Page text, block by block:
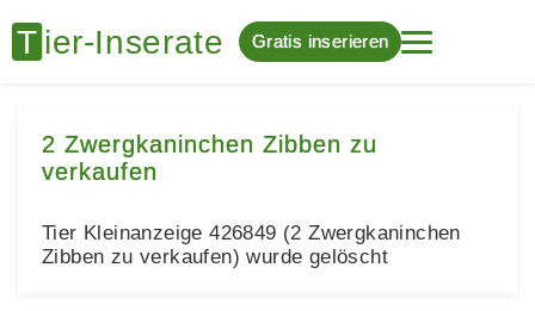
Gratis inserieren
2 Zwergkaninchen Zibben zu
verkaufen
Tier Kleinanzeige 426849 (2 Zwergkaninchen
Zibben zu verkaufen) wurde gelöscht